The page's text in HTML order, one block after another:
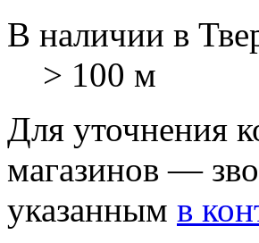
В наличии в
> 100 м
Для уточнения
магазинов —
указанным в